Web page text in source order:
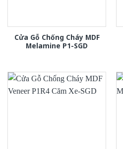
Cửa Gỗ Chống Cháy MDF
Melamine P1-SGD